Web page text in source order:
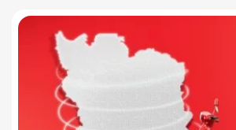
توصیه‌های مهم برای دفع انواع حشرات در خانه
طرز تهیه آلبالو شور خانگی؛ خوش‌رنگ و بدون کپک